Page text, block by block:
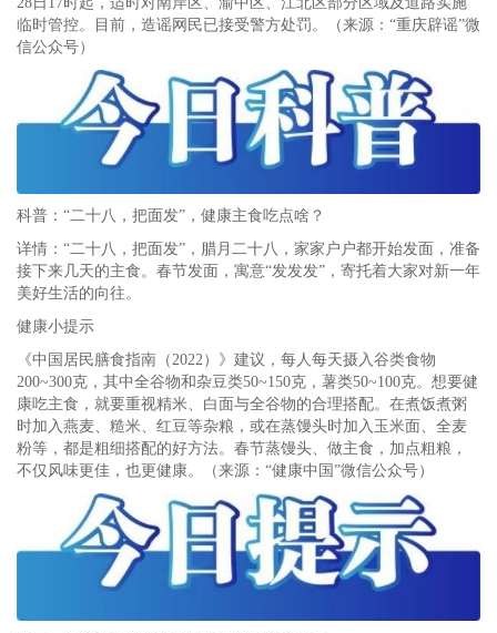
临时管控。目前，造谣网民已接受警方处罚。（来源：“重庆辟谣”微
信公众号）
科普：“二十八，把面发”，健康主食吃点啥？
详情：“二十八，把面发”，腊月二十八，家家户户都开始发面，准备
接下来几天的主食。春节发面，寓意“发发发”，寄托着大家对新一年
美好生活的向往。
健康小提示
《中国居民膳食指南（2022）》建议，每人每天摄入谷类食物
200~300克，其中全谷物和杂豆类50~150克，薯类50~100克。想要健
康吃主食，就要重视精米、白面与全谷物的合理搭配。在煮饭煮粥
时加入燕麦、糙米、红豆等杂粮，或在蒸馒头时加入玉米面、全麦
粉等，都是粗细搭配的好方法。春节蒸馒头、做主食，加点粗粮，
不仅风味更佳，也更健康。（来源：“健康中国”微信公众号）